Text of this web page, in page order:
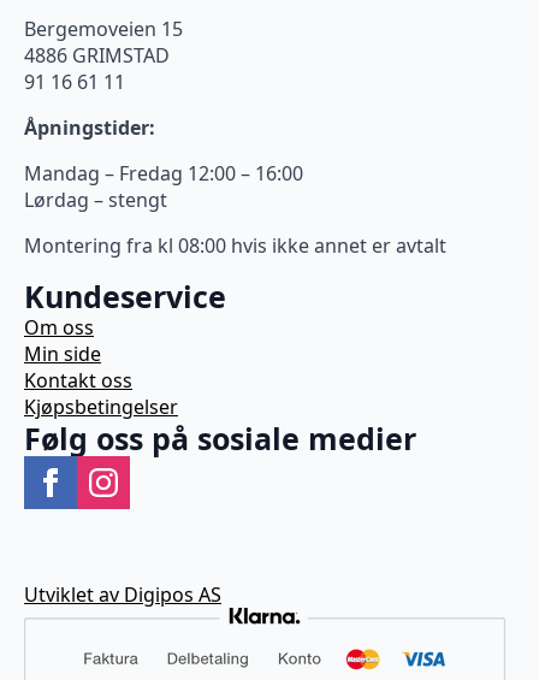
Bergemoveien 15
4886 GRIMSTAD
91 16 61 11
Åpningstider:
Mandag – Fredag 12:00 – 16:00
Lørdag – stengt
Montering fra kl 08:00 hvis ikke annet er avtalt
Kundeservice
Om oss
Min side
Kontakt oss
Kjøpsbetingelser
Følg oss på sosiale medier
Utviklet av Digipos AS